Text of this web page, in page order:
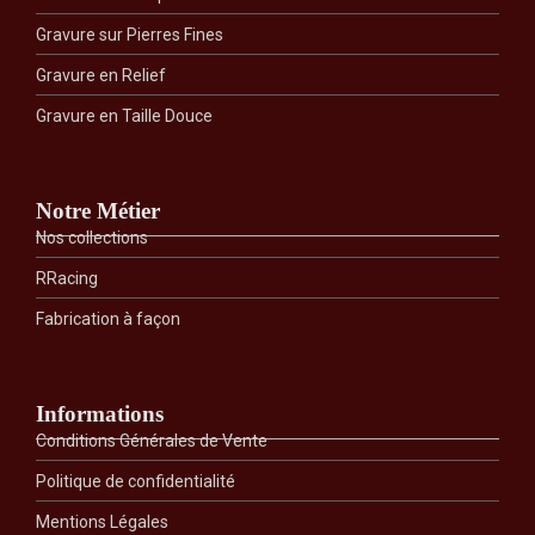
Gravure sur Pierres Fines
Gravure en Relief
Gravure en Taille Douce
Notre Métier
Nos collections
RRacing
Fabrication à façon
Informations
Conditions Générales de Vente
Politique de confidentialité
Mentions Légales